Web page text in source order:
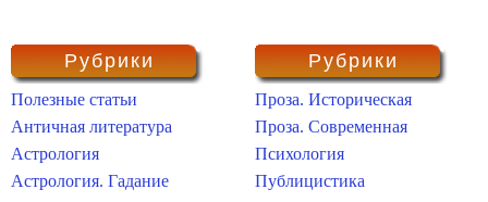
Рубрики
Полезные статьи
Античная литература
Астрология
Астрология. Гадание
Рубрики
Проза. Историческая
Проза. Современная
Психология
Публицистика